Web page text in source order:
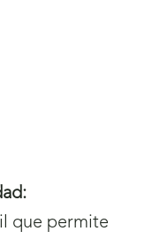
que permite